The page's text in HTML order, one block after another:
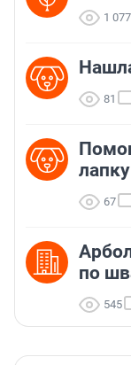
1 077
81
лапку
67
по
545